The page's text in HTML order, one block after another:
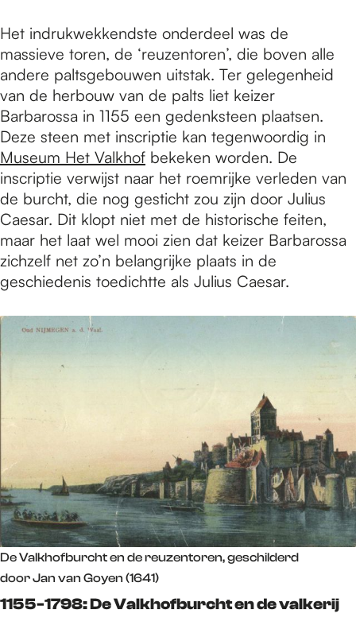
Het indrukwekkendste onderdeel was de
massieve toren, de ‘reuzentoren’, die boven alle
andere paltsgebouwen uitstak. Ter gelegenheid
van de herbouw van de palts liet keizer
Barbarossa in 1155 een gedenksteen plaatsen.
Deze steen met inscriptie kan tegenwoordig in
Museum Het Valkhof bekeken worden. De
inscriptie verwijst naar het roemrijke verleden van
de burcht, die nog gesticht zou zijn door Julius
Caesar. Dit klopt niet met de historische feiten,
maar het laat wel mooi zien dat keizer Barbarossa
zichzelf net zo’n belangrijke plaats in de
geschiedenis toedichtte als Julius Caesar.
De Valkhofburcht en de reuzentoren, geschilderd
door Jan van Goyen (1641)
1155-1798: De Valkhofburcht en de valkerij